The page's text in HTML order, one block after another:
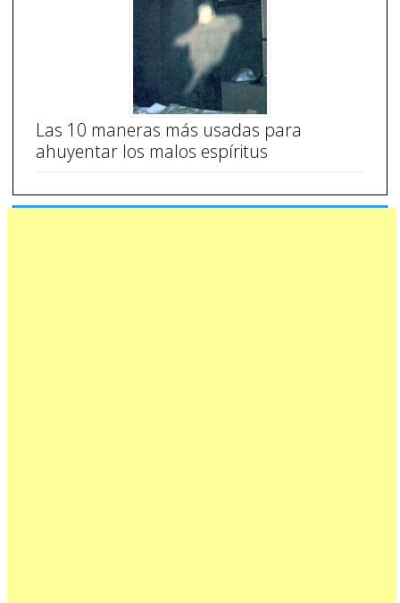
Las 10 maneras más usadas para
ahuyentar los malos espíritus